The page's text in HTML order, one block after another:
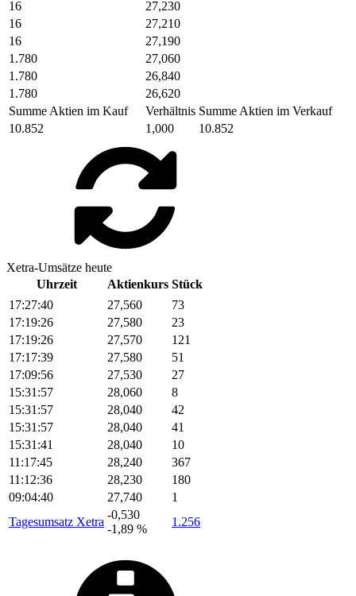
16
27,230
16
27,210
16
27,190
1.780
27,060
1.780
26,840
1.780
26,620
Summe Aktien im Kauf
Verhältnis Summe Aktien im Verkauf
10.852
1,000 10.852
Xetra-Umsätze heute
Uhrzeit
Aktienkurs Stück
17:27:40
27,560
73
17:19:26
27,580
23
17:19:26
27,570
121
17:17:39
27,580
51
17:09:56
27,530
27
15:31:57
28,060
8
15:31:57
28,040
42
15:31:57
28,040
41
15:31:41
28,040
10
11:17:45
28,240
367
11:12:36
28,230
180
09:04:40
27,740
1
Tagesumsatz Xetra
-0,530
-1,89 %
1.256